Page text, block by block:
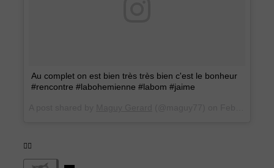
Au complet on est bien très très bien c'est le bonheur
#rencontre #labohemienne #labom #jaime
✌🏼